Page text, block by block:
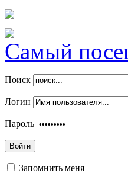
Самый
Поиск
Логин
Пароль
Войти
Запомнить меня